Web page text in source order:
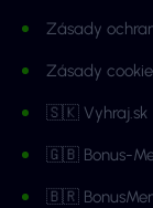
Zásady
Zásady
🇸🇰 Vyhraj.sk
🇬🇧 Bonus-
🇧🇷